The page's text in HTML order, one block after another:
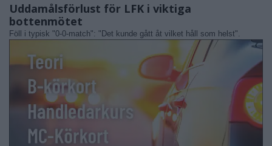
Uddamålsförlust för LFK i viktiga
bottenmötet
Föll i typisk "0-0-match": "Det kunde gått åt vilket håll som helst".